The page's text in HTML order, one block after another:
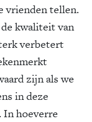
vrienden tellen.
kwaliteit van
verbetert
zijn als we
in deze
In hoeverre